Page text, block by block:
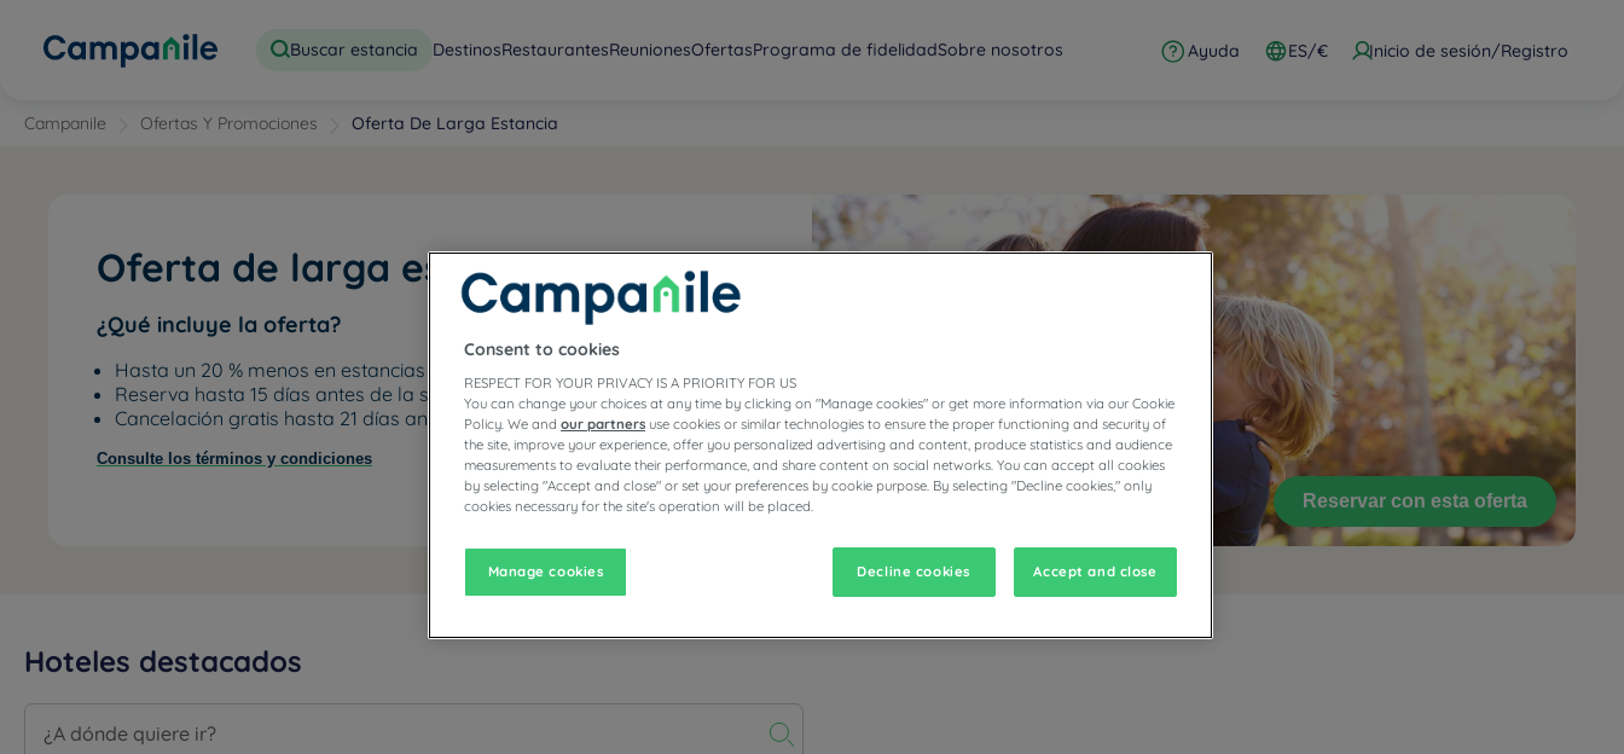
Buscar estancia DestinosRestaurantesReunionesOfertasPrograma de fidelidadSobre nosotros Ayuda ES/€ Inicio de sesión/Registro
Campanile Ofertas Y Promociones Oferta De Larga Estancia
Oferta de larga estancia
¿Qué incluye la oferta?
Hasta un 20 % menos en estancias mín. de 3 noches
Reserva hasta 15 días antes de la salida
Cancelación gratis hasta 21 días antes
Consulte los términos y condiciones
Reservar con esta oferta
Hoteles destacados
Consent to cookies
RESPECT FOR YOUR PRIVACY IS A PRIORITY FOR US
You can change your choices at any time by clicking on "Manage cookies" or get more information via our Cookie
Policy. We and our partners use cookies or similar technologies to ensure the proper functioning and security of
the site, improve your experience, offer you personalized advertising and content, produce statistics and audience
measurements to evaluate their performance, and share content on social networks. You can accept all cookies
by selecting "Accept and close" or set your preferences by cookie purpose. By selecting "Decline cookies," only
cookies necessary for the site's operation will be placed.
Manage cookies Decline cookies Accept and close